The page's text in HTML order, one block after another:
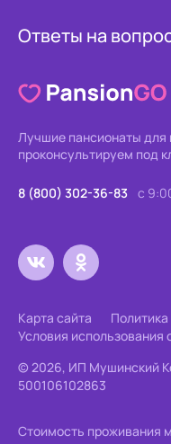
Ответы на
Лучшие пансионаты для
проконсультируем под
8 (800) 302-36-83 с
Карта сайта
Условия использования
© 2026, ИП Мушинский
500106102863
Стоимость проживания